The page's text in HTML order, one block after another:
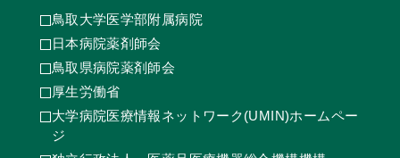
鳥取大学医学部附属病院
日本病院薬剤師会
鳥取県病院薬剤師会
厚生労働省
大学病院医療情報ネットワーク(UMIN)ホームペー
ジ